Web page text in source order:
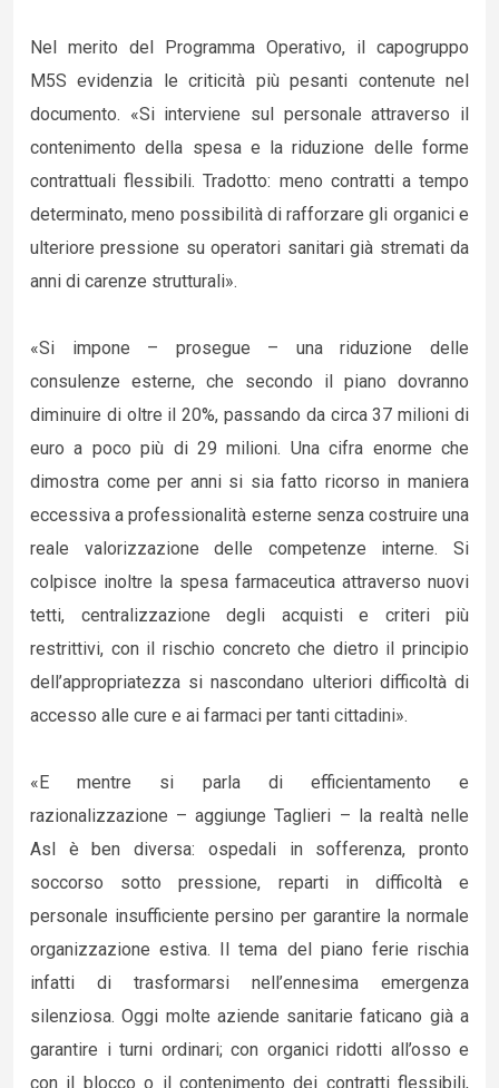
Nel merito del Programma Operativo, il capogruppo
M5S evidenzia le criticità più pesanti contenute nel
documento. «Si interviene sul personale attraverso il
contenimento della spesa e la riduzione delle forme
contrattuali flessibili. Tradotto: meno contratti a tempo
determinato, meno possibilità di rafforzare gli organici e
ulteriore pressione su operatori sanitari già stremati da
anni di carenze strutturali».
«Si impone – prosegue – una riduzione delle
consulenze esterne, che secondo il piano dovranno
diminuire di oltre il 20%, passando da circa 37 milioni di
euro a poco più di 29 milioni. Una cifra enorme che
dimostra come per anni si sia fatto ricorso in maniera
eccessiva a professionalità esterne senza costruire una
reale valorizzazione delle competenze interne. Si
colpisce inoltre la spesa farmaceutica attraverso nuovi
tetti, centralizzazione degli acquisti e criteri più
restrittivi, con il rischio concreto che dietro il principio
dell’appropriatezza si nascondano ulteriori difficoltà di
accesso alle cure e ai farmaci per tanti cittadini».
«E mentre si parla di efficientamento e
razionalizzazione – aggiunge Taglieri – la realtà nelle
Asl è ben diversa: ospedali in sofferenza, pronto
soccorso sotto pressione, reparti in difficoltà e
personale insufficiente persino per garantire la normale
organizzazione estiva. Il tema del piano ferie rischia
infatti di trasformarsi nell’ennesima emergenza
silenziosa. Oggi molte aziende sanitarie faticano già a
garantire i turni ordinari; con organici ridotti all’osso e
con il blocco o il contenimento dei contratti flessibili,